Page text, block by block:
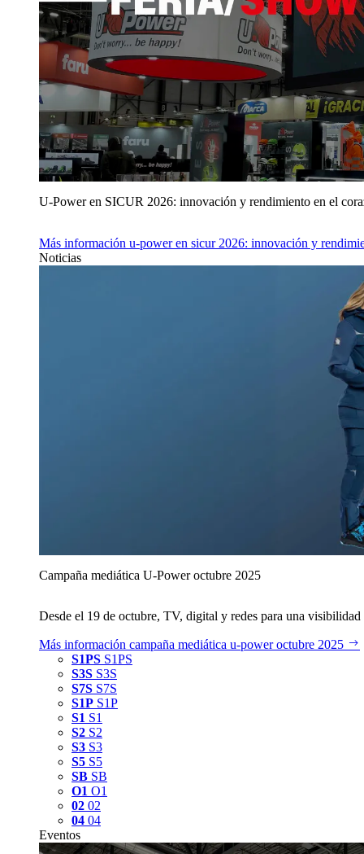
U‑Power en SICUR 2026: innovación y rendimiento en el
Más información u‑power en sicur 2026: innovación y
Noticias
Campaña mediática U‑Power octubre 2025
Desde el 19 de octubre, TV, digital y redes para una
Más información campaña mediática u‑power octubre 2025
S1PS S1PS
S3S S3S
S7S S7S
S1P S1P
S1 S1
S2 S2
S3 S3
S5 S5
SB SB
O1 O1
02 02
04 04
Eventos